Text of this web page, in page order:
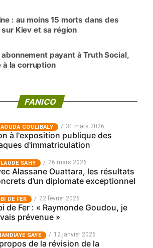
: au moins 15 morts dans des
Kiev et sa région
payant à Truth Social,
à la corruption
FANICO
COULIBALY 31 mars 2026
à l'exposition publique des
d'immatriculation
SAHY 26 mars 2026
Alassane Ouattara, les résultats
d’un diplomate exceptionnel
DE FER 22 février 2026
de Fer : « Raymonde Goudou, je
prévenue »
GAYE 12 janvier 2026
de la révision de la